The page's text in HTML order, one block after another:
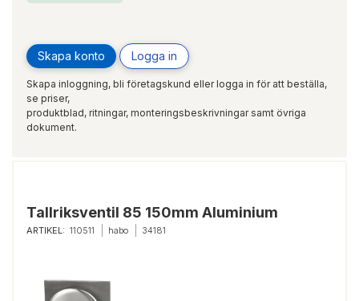
Skapa konto Logga in
Skapa inloggning, bli företagskund eller logga in för att beställa,
se priser,
produktblad, ritningar, monteringsbeskrivningar samt övriga
dokument.
Tallriksventil 85 150mm Aluminium
ARTIKEL: 110511 habo 34181